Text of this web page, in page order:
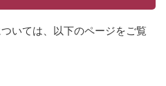
いては、以下のページをご覧